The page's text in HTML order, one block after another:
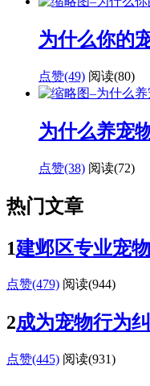
为什么你的
点赞(49) 阅读(80)
为什么养宠
点赞(38) 阅读(72)
热门文章
1建邺区专业宠
点赞(479) 阅读(944)
2成为宠物行为
点赞(445) 阅读(931)